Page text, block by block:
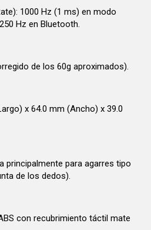
1000 Hz (1 ms) en modo
Hz en Bluetooth.
de los 60g aproximados).
x 64.0 mm (Ancho) x 39.0
principalmente para agarres tipo
de los dedos).
con recubrimiento táctil mate